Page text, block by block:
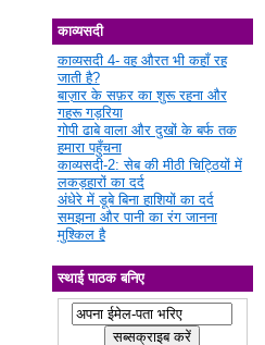
काव्यसदी
काव्यसदी 4- वह औरत भी कहाँ रह
जाती है?
बाज़ार के सफ़र का शुरू रहना और
गहरू गड़रिया
गोपी ढाबे वाला और दुखों के बर्फ तक
हमारा पहुँचना
काव्यसदी-2: सेब की मीठी चिट्ठियों में
लकड़हारों का दर्द
अंधेरे में डूबे बिना हाशियों का दर्द
समझना और पानी का रंग जानना
मुश्किल है
स्थाई पाठक बनिए